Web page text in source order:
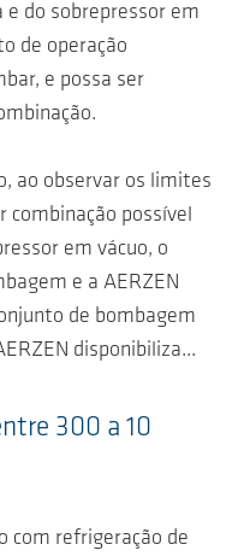
e do sobrepressor em
de operação
e possa ser
ao observar os limites
possível
em vácuo, o
e a AERZEN
de bombagem
disponibiliza...
300 a 10
com refrigeração de